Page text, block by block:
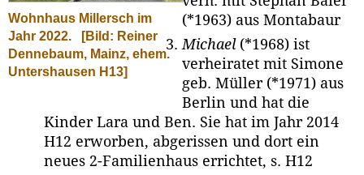
Wohnhaus Millersch im
Jahr 2022.
[Bild: Reiner
Dennebaum, Mainz, ehem.
Untershausen H13]
(*1963) aus Montabaur
Michael(*1968) ist
verheiratet mit Simone
geb. Müller (*1971) aus
Berlin und hat die
Kinder Lara und Ben. Sie hat im Jahr 2014
H12 erworben, abgerissen und dort ein
neues 2-Familienhaus errichtet, s. H12